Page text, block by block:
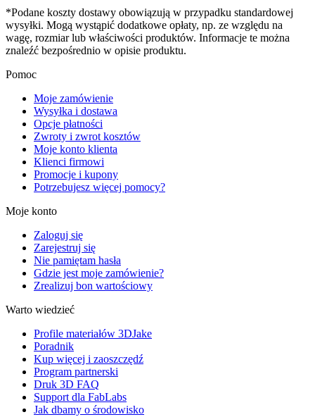
*Podane koszty dostawy obowiązują w przypadku standardowej
wysyłki. Mogą wystąpić dodatkowe opłaty, np. ze względu na
wagę, rozmiar lub właściwości produktów. Informacje te można
znaleźć bezpośrednio w opisie produktu.
Pomoc
Moje zamówienie
Wysyłka i dostawa
Opcje płatności
Zwroty i zwrot kosztów
Moje konto klienta
Klienci firmowi
Promocje i kupony
Potrzebujesz więcej pomocy?
Moje konto
Zaloguj się
Zarejestruj się
Nie pamiętam hasła
Gdzie jest moje zamówienie?
Zrealizuj bon wartościowy
Warto wiedzieć
Profile materiałów 3DJake
Poradnik
Kup więcej i zaoszczędź
Program partnerski
Druk 3D FAQ
Support dla FabLabs
Jak dbamy o środowisko